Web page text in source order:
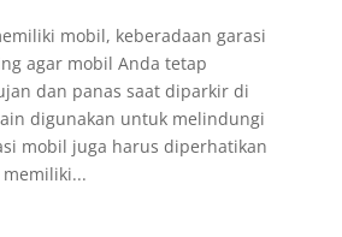
mobil, keberadaan garasi
agar mobil Anda tetap
dan panas saat diparkir di
digunakan untuk melindungi
mobil juga harus diperhatikan